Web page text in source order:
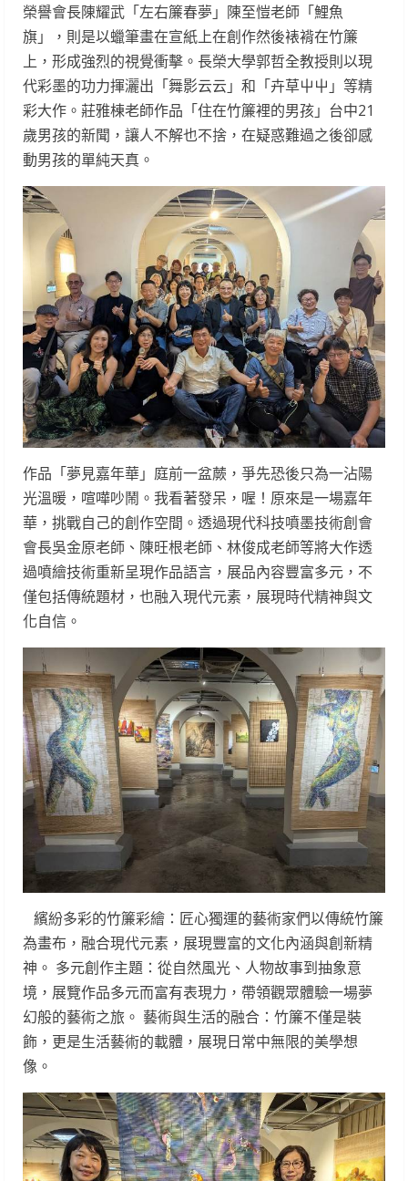
榮譽會長陳耀武「左右簾春夢」陳至愷老師「鯉魚
旗」，則是以蠟筆畫在宣紙上在創作然後裱褙在竹簾
上，形成強烈的視覺衝擊。長榮大學郭哲全教授則以現
代彩墨的功力揮灑出「舞影云云」和「卉草屮屮」等精
彩大作。莊雅棟老師作品「住在竹簾裡的男孩」台中21
歲男孩的新聞，讓人不解也不捨，在疑惑難過之後卻感
動男孩的單純天真。
作品「夢見嘉年華」庭前一盆蕨，爭先恐後只為一沾陽
光溫暖，喧嘩吵鬧。我看著發呆，喔！原來是一場嘉年
華，挑戰自己的創作空間。透過現代科技噴墨技術創會
會長吳金原老師、陳旺根老師、林俊成老師等將大作透
過噴繪技術重新呈現作品語言，展品內容豐富多元，不
僅包括傳統題材，也融入現代元素，展現時代精神與文
化自信。
繽紛多彩的竹簾彩繪：匠心獨運的藝術家們以傳統竹簾
為畫布，融合現代元素，展現豐富的文化內涵與創新精
神。 多元創作主題：從自然風光、人物故事到抽象意
境，展覽作品多元而富有表現力，帶領觀眾體驗一場夢
幻般的藝術之旅。 藝術與生活的融合：竹簾不僅是裝
飾，更是生活藝術的載體，展現日常中無限的美學想
像。